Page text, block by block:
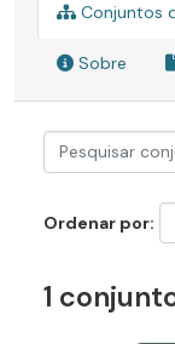
Conjuntos
Sobre
Ordenar por
1